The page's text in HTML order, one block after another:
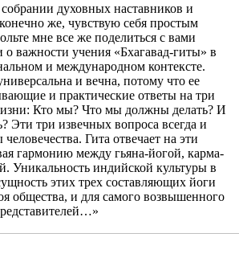
духовных наставников и
же, чувствую себя простым
мне все же поделиться с вами
важности учения «Бхагавад-гиты» в
и международном контексте.
и вечна, потому что ее
и практические ответы на три
Кто мы? Что мы должны делать? И
три извечных вопроса всегда и
Гита отвечает на эти
гармонию между гьяна-йогой, карма-
Уникальность индийской культуры в
этих трех составляющих йоги
общества, и для самого возвышенного